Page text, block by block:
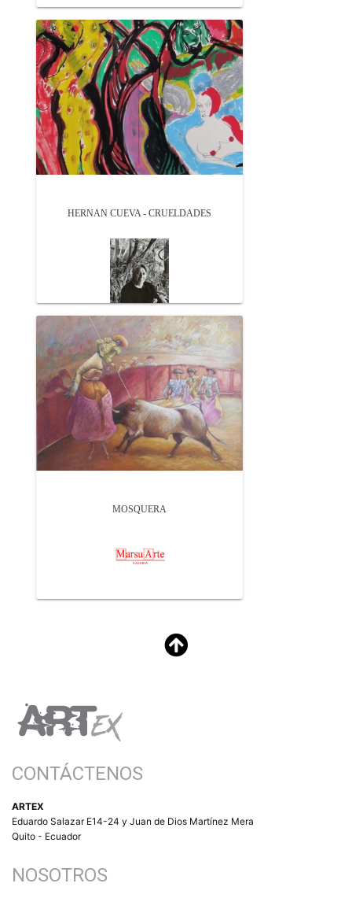
HERNAN CUEVA - CRUELDADES
MOSQUERA
CONTÁCTENOS
ARTEX
Eduardo Salazar E14-24 y Juan de Dios Martínez Mera
Quito - Ecuador
NOSOTROS